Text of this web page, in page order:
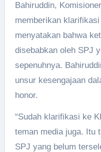
Bahiruddin,
memberikan
menyatakan bahwa
disebabkan oleh SPJ
sepenuhnya.
unsur kesengajaan
honor.
“Sudah klarifikasi ke
teman media juga. Itu
SPJ yang belum